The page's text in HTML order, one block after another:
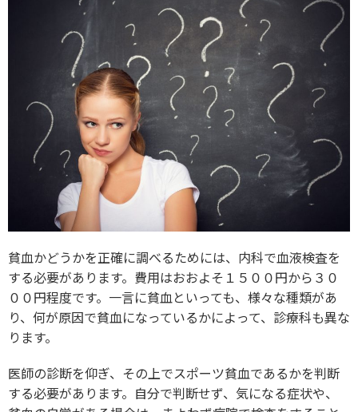
貧血かどうかを正確に調べるためには、内科で血液検査を
する必要があります。費用はおおよそ１５００円から３０
００円程度です。一言に貧血といっても、様々な種類があ
り、何が原因で貧血になっているかによって、診療科も異な
ります。
医師の診断を仰ぎ、その上でスポーツ貧血であるかを判断
する必要があります。自分で判断せず、気になる症状や、